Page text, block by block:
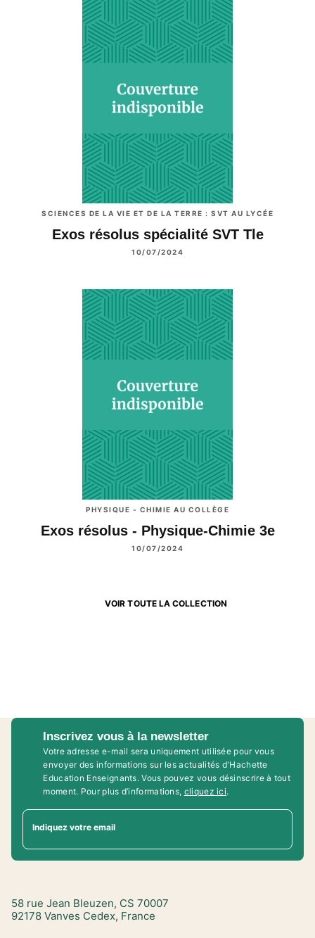
SCIENCES DE LA VIE ET DE LA TERRE : SVT AU LYCÉE
Exos résolus spécialité SVT Tle
10/07/2024
PHYSIQUE - CHIMIE AU COLLÈGE
Exos résolus - Physique-Chimie 3e
10/07/2024
VOIR TOUTE LA COLLECTION
Inscrivez vous à la newsletter
Votre adresse e-mail sera uniquement utilisée pour vous
envoyer des informations sur les actualités d'Hachette
Education Enseignants. Vous pouvez vous désinscrire à tout
moment. Pour plus d’informations, cliquez ici.
Indiquez votre email
58 rue Jean Bleuzen, CS 70007
92178 Vanves Cedex, France